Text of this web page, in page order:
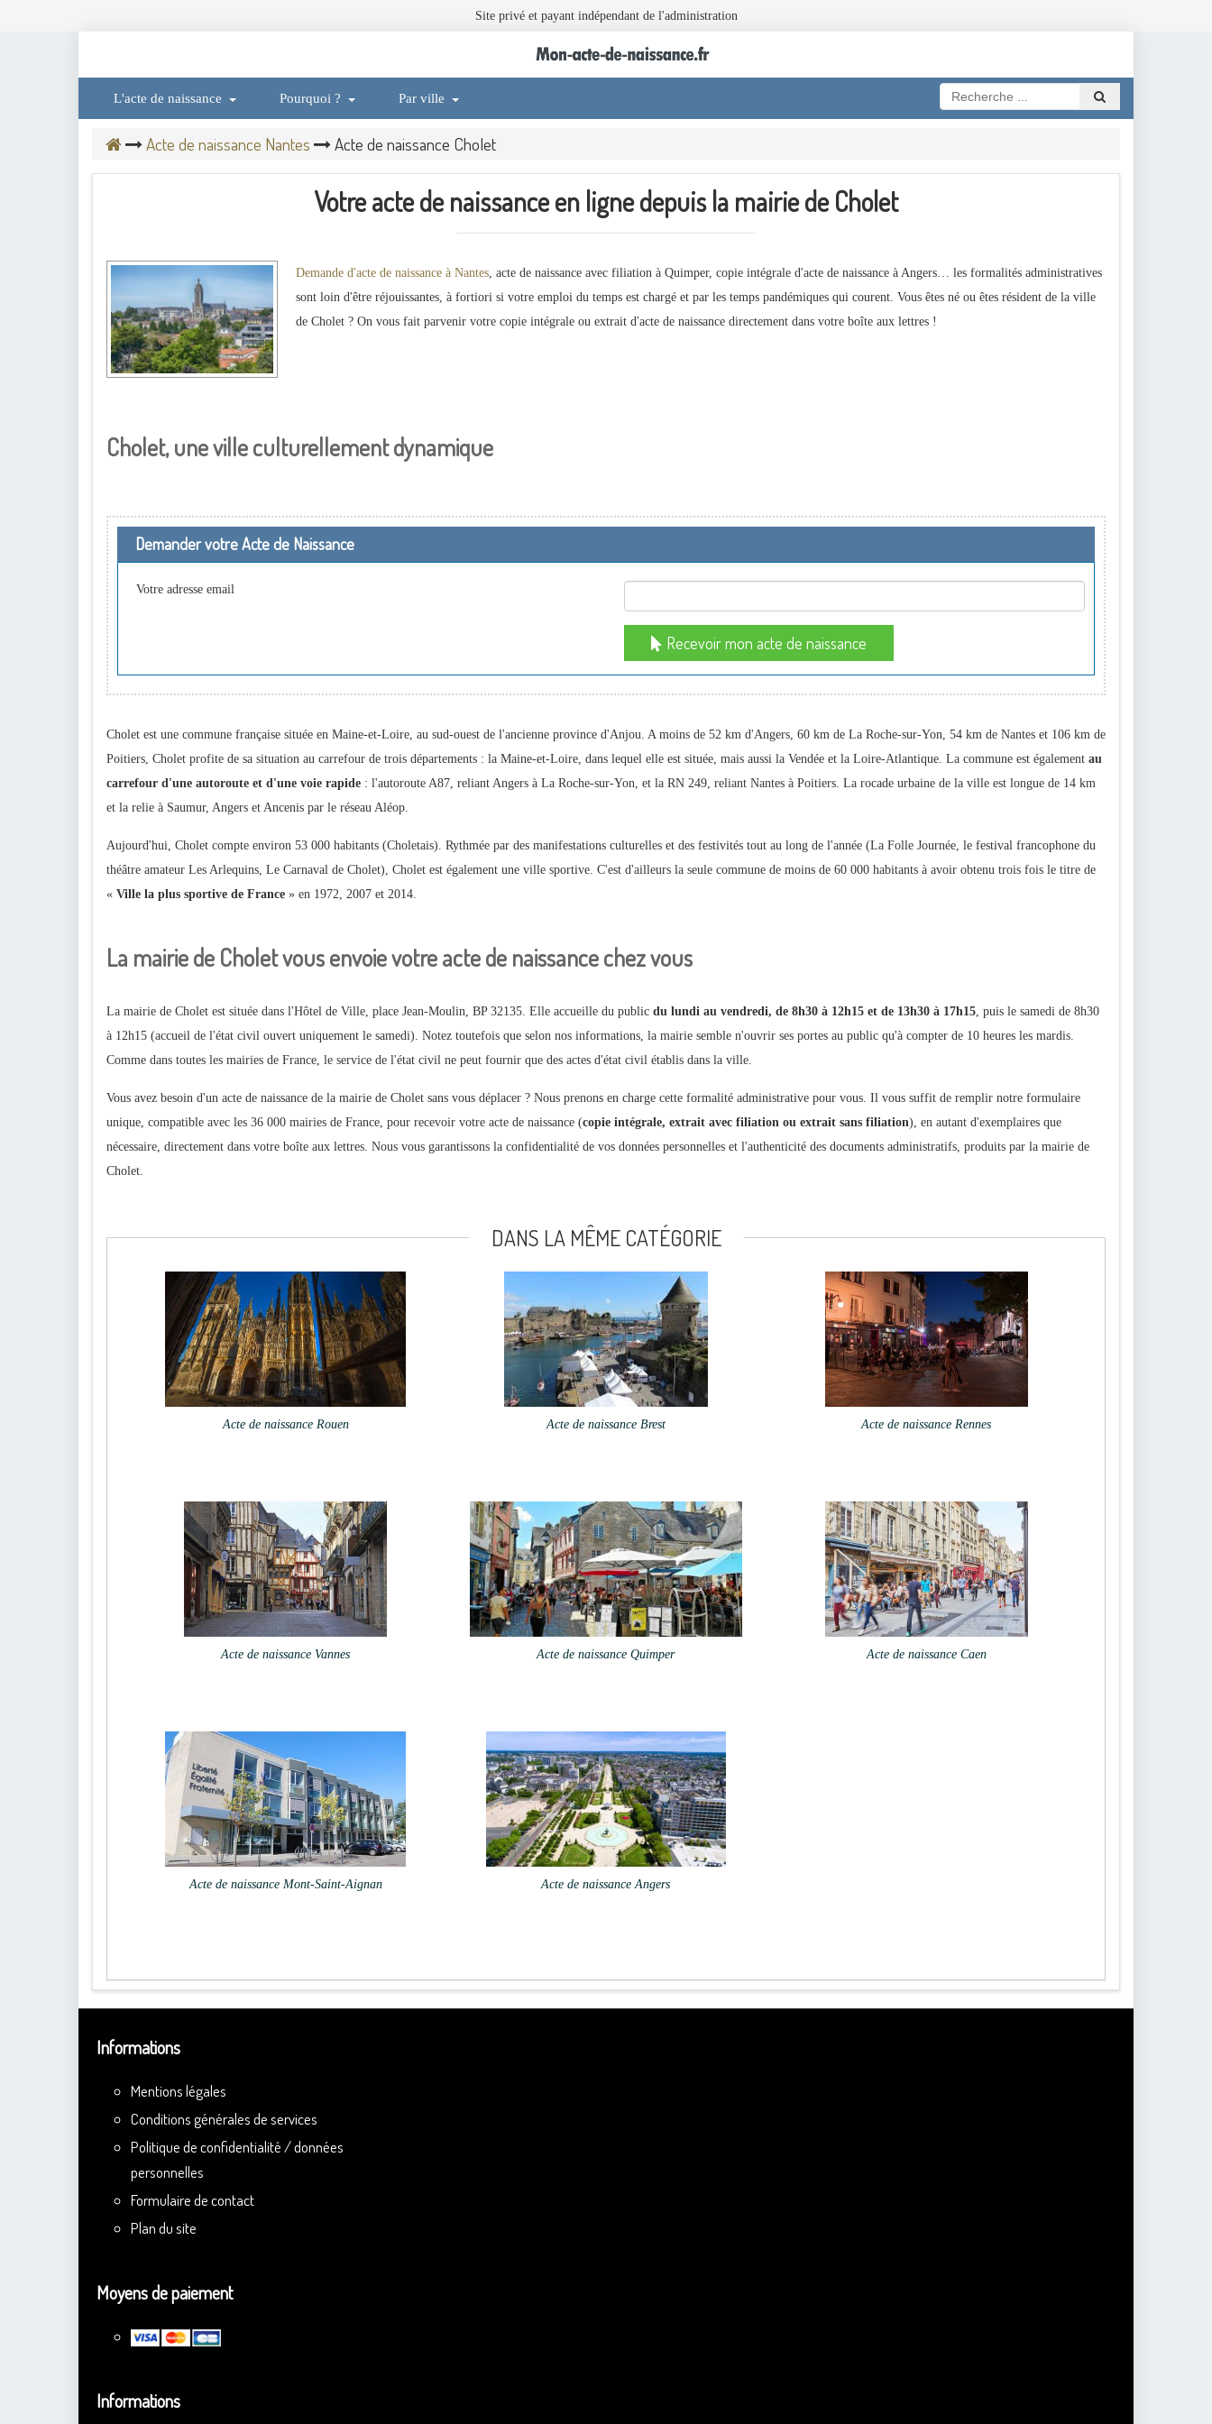
Site privé et payant indépendant de l'administration
L'acte de naissance Pourquoi ? Par ville
Acte de naissance Nantes Acte de naissance Cholet
Votre acte de naissance en ligne depuis la mairie de Cholet
Demande d'acte de naissance à Nantes , acte de naissance avec filiation à Quimper, copie intégrale d'acte de naissance à Angers… les formalités administratives
sont loin d'être réjouissantes, à fortiori si votre emploi du temps est chargé et par les temps pandémiques qui courent. Vous êtes né ou êtes résident de la ville
de Cholet ? On vous fait parvenir votre copie intégrale ou extrait d'acte de naissance directement dans votre boîte aux lettres !
Cholet, une ville culturellement dynamique
Demander votre Acte de Naissance
Votre adresse email
Recevoir mon acte de naissance
Cholet est une commune française située en Maine-et-Loire, au sud-ouest de l'ancienne province d'Anjou. A moins de 52 km d'Angers, 60 km de La Roche-sur-Yon, 54 km de Nantes et 106 km de
Poitiers, Cholet profite de sa situation au carrefour de trois départements : la Maine-et-Loire, dans lequel elle est située, mais aussi la Vendée et la Loire-Atlantique. La commune est également au
carrefour d'une autoroute et d'une voie rapide : l'autoroute A87, reliant Angers à La Roche-sur-Yon, et la RN 249, reliant Nantes à Poitiers. La rocade urbaine de la ville est longue de 14 km
et la relie à Saumur, Angers et Ancenis par le réseau Aléop.
Aujourd'hui, Cholet compte environ 53 000 habitants (Choletais). Rythmée par des manifestations culturelles et des festivités tout au long de l'année (La Folle Journée, le festival francophone du
théâtre amateur Les Arlequins, Le Carnaval de Cholet), Cholet est également une ville sportive. C'est d'ailleurs la seule commune de moins de 60 000 habitants à avoir obtenu trois fois le titre de
« Ville la plus sportive de France » en 1972, 2007 et 2014.
La mairie de Cholet vous envoie votre acte de naissance chez vous
La mairie de Cholet est située dans l'Hôtel de Ville, place Jean-Moulin, BP 32135. Elle accueille du public du lundi au vendredi, de 8h30 à 12h15 et de 13h30 à 17h15 , puis le samedi de 8h30
à 12h15 (accueil de l'état civil ouvert uniquement le samedi). Notez toutefois que selon nos informations, la mairie semble n'ouvrir ses portes au public qu'à compter de 10 heures les mardis.
Comme dans toutes les mairies de France, le service de l'état civil ne peut fournir que des actes d'état civil établis dans la ville.
Vous avez besoin d'un acte de naissance de la mairie de Cholet sans vous déplacer ? Nous prenons en charge cette formalité administrative pour vous. Il vous suffit de remplir notre formulaire
unique, compatible avec les 36 000 mairies de France, pour recevoir votre acte de naissance (copie intégrale, extrait avec filiation ou extrait sans filiation), en autant d'exemplaires que
nécessaire, directement dans votre boîte aux lettres. Nous vous garantissons la confidentialité de vos données personnelles et l'authenticité des documents administratifs, produits par la mairie de
Cholet.
DANS LA MÊME CATÉGORIE
Acte de naissance Rouen Acte de naissance Brest Acte de naissance Rennes
Acte de naissance Vannes Acte de naissance Quimper Acte de naissance Caen
Acte de naissance Mont-Saint-Aignan Acte de naissance Angers
Informations
Mentions légales
Conditions générales de services
Politique de confidentialité / données
personnelles
Formulaire de contact
Plan du site
Moyens de paiement
Informations